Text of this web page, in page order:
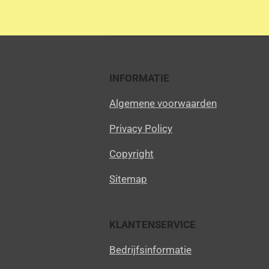
INFORMATIE
Algemene voorwaarden
Privacy Policy
Copyright
Sitemap
KLANTENSERVICE
Bedrijfsinformatie